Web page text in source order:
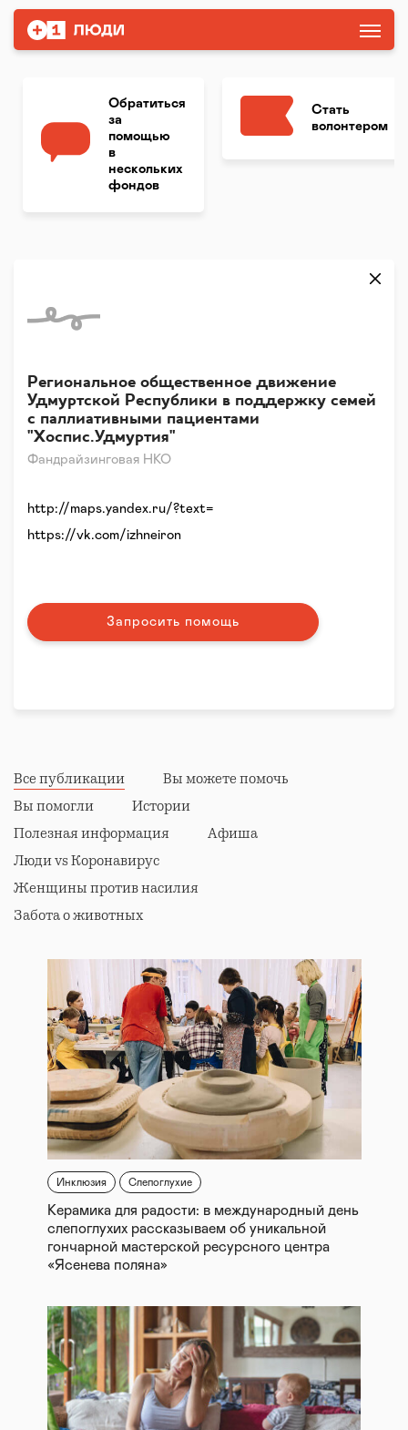
Обратиться
за
помощью
в
нескольких
фондов
Стать
волонтером
Фандрайзинговая НКО
Региональное общественное движение
Удмуртской Республики в поддержку семей
с паллиативными пациентами
"Хоспис.Удмуртия"
http://maps.yandex.ru/?text=
https://vk.com/izhneiron
Запросить помощь
Все публикации
Вы можете помочь
Вы помогли
Истории
Полезная информация
Афиша
Люди vs Коронавирус
Женщины против насилия
Забота о животных
Инклюзия Слепоглухие
Керамика для радости: в международный день
слепоглухих рассказываем об уникальной
гончарной мастерской ресурсного центра
«Ясенева поляна»